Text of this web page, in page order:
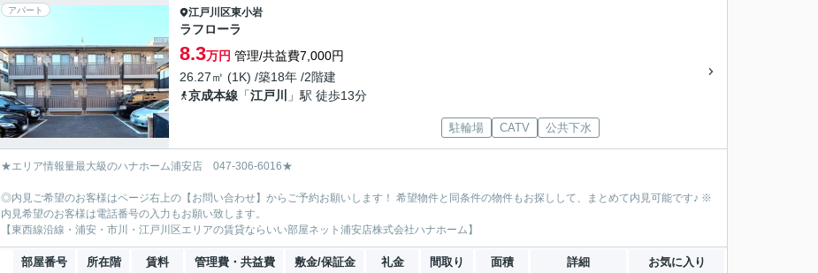
アパート 江戸川区東小岩
ラフローラ
8.3万円 管理/共益費7,000円
26.27㎡ (1K) /築18年 /2階建
京成本線 「江戸川 」駅 徒歩13分
駐輪場 CATV 公共下水
★エリア情報量最大級のハナホーム浦安店 047-306-6016★
◎内見ご希望のお客様はページ右上の【お問い合わせ】からご予約お願いします！ 希望物件と同条件の物件もお探しして、まとめて内見可能です♪ ※
内見希望のお客様は電話番号の入力もお願い致します。
【東西線沿線・浦安・市川・江戸川区エリアの賃貸ならいい部屋ネット浦安店株式会社ハナホーム】
部屋番号 所在階 賃料 管理費・共益費 敷金/保証金 礼金 間取り 面積 詳細 お気に入り